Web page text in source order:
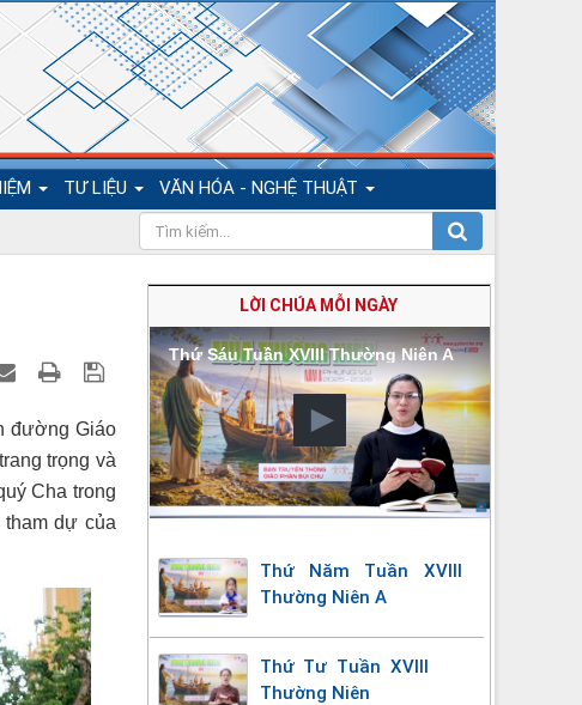
TƯ LIỆU VĂN HÓA - NGHỆ THUẬT
đường Giáo
trọng và
Cha trong
dự của
LỜI CHÚA MỖI NGÀY
Thứ Sáu Tuần XVIII Thường Niên A
Thứ Năm Tuần XVIII
Thường Niên A
Thứ Tư Tuần XVIII
Thường Niên